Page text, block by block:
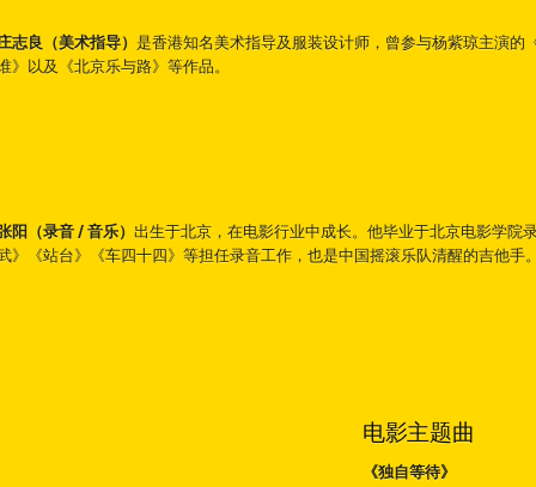
志良（美术指导） 是香港知名美术指导及服装设计师，曾参与杨紫琼主演的
》以及《北京乐与路》等作品。
阳（录音 / 音乐） 出生于北京，在电影行业中成长。他毕业于北京电影学院
》《站台》《车四十四》等担任录音工作，也是中国摇滚乐队清醒的吉他手。
电影主题曲
《独自等待》